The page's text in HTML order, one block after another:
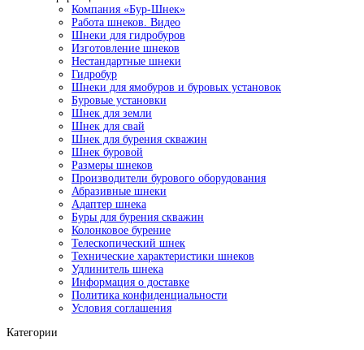
Компания «Бур-Шнек»
Работа шнеков. Видео
Шнеки для гидробуров
Изготовление шнеков
Нестандартные шнеки
Гидробур
Шнеки для ямобуров и буровых установок
Буровые установки
Шнек для земли
Шнек для свай
Шнек для бурения скважин
Шнек буровой
Размеры шнеков
Производители бурового оборудования
Абразивные шнеки
Адаптер шнека
Буры для бурения скважин
Колонковое бурение
Телескопический шнек
Технические характеристики шнеков
Удлинитель шнека
Информация о доставке
Политика конфиденциальности
Условия соглашения
Категории